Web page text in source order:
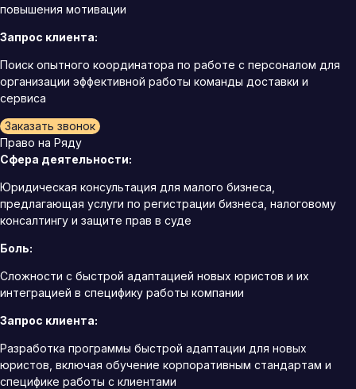
повышения мотивации
Запрос клиента:
Поиск опытного координатора по работе с персоналом для
организации эффективной работы команды доставки и
сервиса
Заказать звонок
Право на Ряду
Сфера деятельности:
Юридическая консультация для малого бизнеса,
предлагающая услуги по регистрации бизнеса, налоговому
консалтингу и защите прав в суде
Боль:
Сложности с быстрой адаптацией новых юристов и их
интеграцией в специфику работы компании
Запрос клиента:
Разработка программы быстрой адаптации для новых
юристов, включая обучение корпоративным стандартам и
специфике работы с клиентами